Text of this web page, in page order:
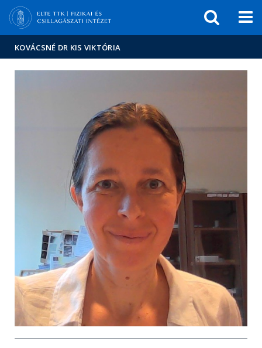
Események
sajtóban
KOVÁCSNÉ DR KIS VIKTÓRIA